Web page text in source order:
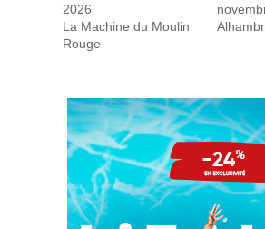
2026
La Machine du Moulin
Rouge